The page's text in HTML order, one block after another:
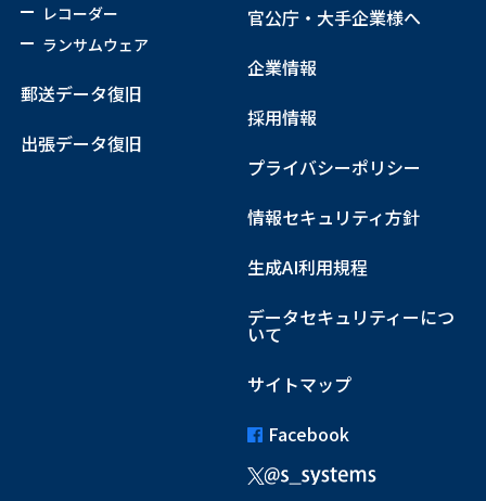
レコーダー
ランサムウェア
郵送データ復旧
出張データ復旧
官公庁・大手企業様へ
企業情報
採用情報
プライバシーポリシー
情報セキュリティ方針
生成AI利用規程
データセキュリティーにつ
いて
サイトマップ
Facebook